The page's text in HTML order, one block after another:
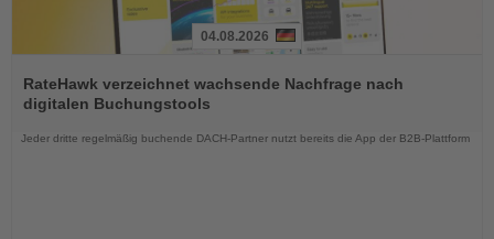
Sie
die
Nachrichten
04.08.2026
RateHawk verzeichnet wachsende Nachfrage nach
digitalen Buchungstools
Jeder dritte regelmäßig buchende DACH-Partner nutzt bereits die App der B2B-Plattform